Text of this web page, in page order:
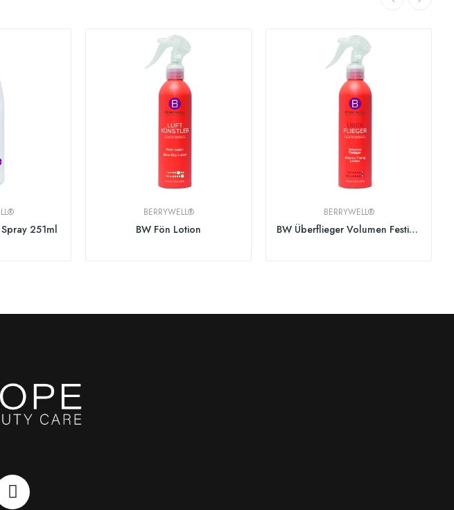
251ml
BERRYWELL®
BW Fön Lotion
BERRYWELL®
BW Überflieger Volumen Festiger 251ml